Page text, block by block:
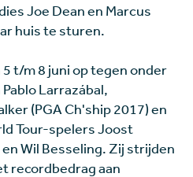
Joe Dean en Marcus
huis te sturen.
t/m 8 juni op tegen onder
Larrazábal,
(PGA Ch'ship 2017) en
Tour-spelers Joost
Wil Besseling. Zij strijden
recordbedrag aan